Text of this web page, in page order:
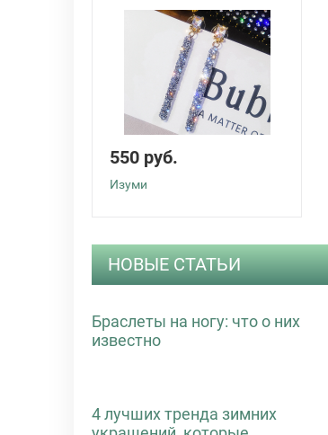
550 руб.
Изуми
НОВЫЕ СТАТЬИ
Браслеты на ногу: что о них
известно
4 лучших тренда зимних